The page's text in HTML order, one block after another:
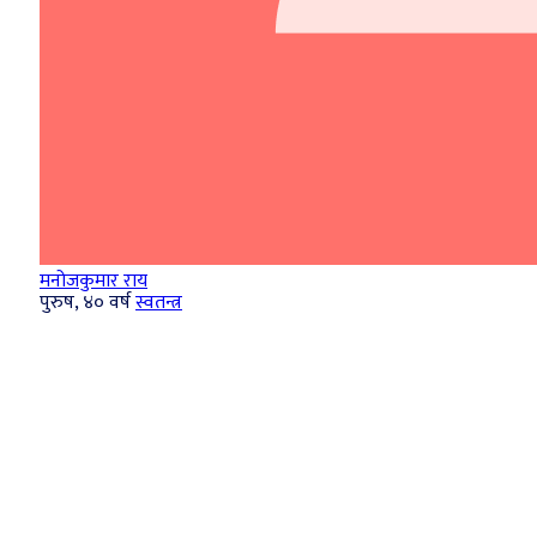
मनोजकुमार राय
पुरुष, ४० वर्षस्वतन्त्र